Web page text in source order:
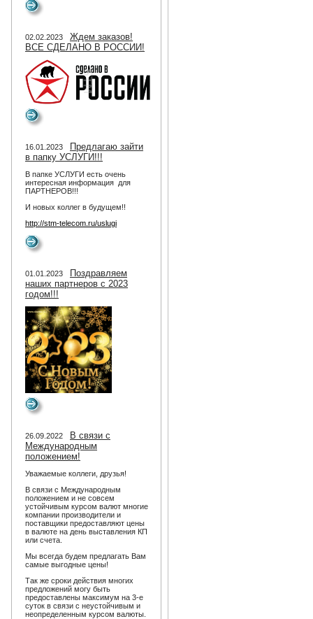
02.02.2023
Ждем заказов!
ВСЕ СДЕЛАНО В РОССИИ!
16.01.2023
Предлагаю зайти
в папку УСЛУГИ!!!
В папке УСЛУГИ есть очень
интересная информация для
ПАРТНЕРОВ!!!
И новых коллег в будущем!!
http://stm-telecom.ru/uslugi
01.01.2023
Поздравляем
наших партнеров с 2023
годом!!!
26.09.2022
В связи с
Международным
положением!
Уважаемые коллеги, друзья!
В связи с Международным
положением и не совсем
устойчивым курсом валют многие
компании производители и
поставщики предоставляют цены
в валюте на день выставления КП
или счета.
Мы всегда будем предлагать Вам
самые выгодные цены!
Так же сроки действия многих
предложений могу быть
предоставлены максимум на 3-е
суток в связи с неустойчивым и
неопределенным курсом валюты.